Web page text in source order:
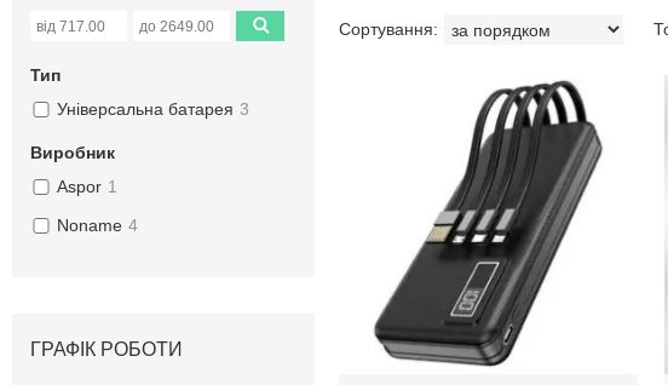
Тип
Універсальна батарея 3
Виробник
Aspor 1
Noname 4
ГРАФІК РОБОТИ